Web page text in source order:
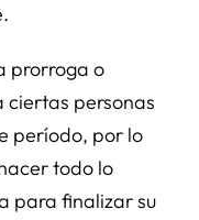
prorroga o
personas
período, por lo
todo lo
para finalizar su